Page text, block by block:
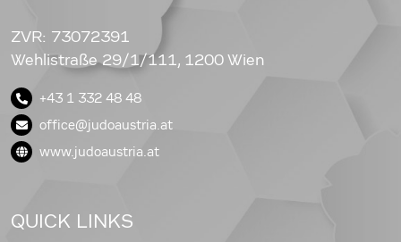
ZVR: 73072391
Wehlistraße 29/1/111, 1200 Wien
+43 1 332 48 48
office@judoaustria.at
www.judoaustria.at
QUICK LINKS